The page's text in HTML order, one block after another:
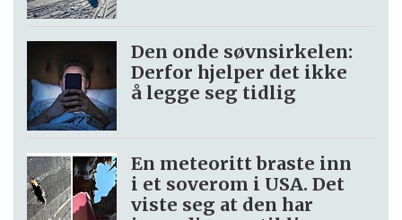
Den onde søvnsirkelen:
Derfor hjelper det ikke
å legge seg tidlig
En meteoritt braste inn
i et soverom i USA. Det
viste seg at den har